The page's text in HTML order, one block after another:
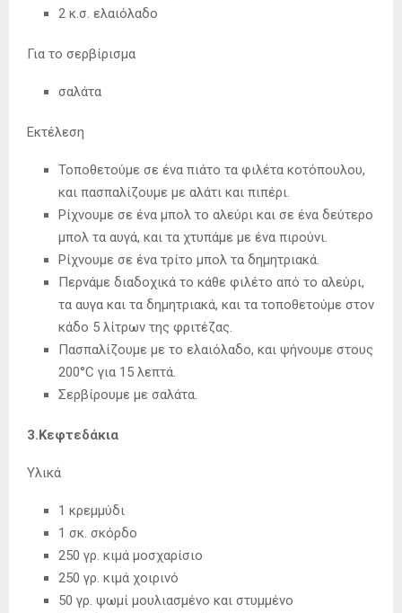
2 κ.σ. ελαιόλαδο
Για το σερβίρισμα
σαλάτα
Εκτέλεση
Τοποθετούμε σε ένα πιάτο τα φιλέτα κοτόπουλου,
και πασπαλίζουμε με αλάτι και πιπέρι.
Ρίχνουμε σε ένα μπολ το αλεύρι και σε ένα δεύτερο
μπολ τα αυγά, και τα χτυπάμε με ένα πιρούνι.
Ρίχνουμε σε ένα τρίτο μπολ τα δημητριακά.
Περνάμε διαδοχικά το κάθε φιλέτο από το αλεύρι,
τα αυγα και τα δημητριακά, και τα τοποθετούμε στον
κάδο 5 λίτρων της φριτέζας.
Πασπαλίζουμε με το ελαιόλαδο, και ψήνουμε στους
200°C για 15 λεπτά.
Σερβίρουμε με σαλάτα.
3.Κεφτεδάκια
Υλικά
1 κρεμμύδι
1 σκ. σκόρδο
250 γρ. κιμά μοσχαρίσιο
250 γρ. κιμά χοιρινό
50 γρ. ψωμί μουλιασμένο και στυμμένο